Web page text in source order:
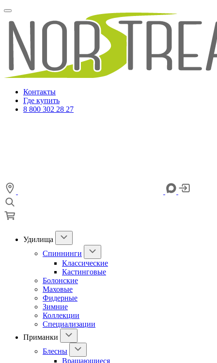
Контакты
Где купить
8 800 302 28 27
Удилища
Спиннинги
Классические
Кастинговые
Болонские
Маховые
Фидерные
Зимние
Коллекции
Специализации
Приманки
Блесны
Вращающиеся